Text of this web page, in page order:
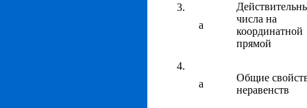
а
числа на
координатной
прямой
а
Общие
неравенств